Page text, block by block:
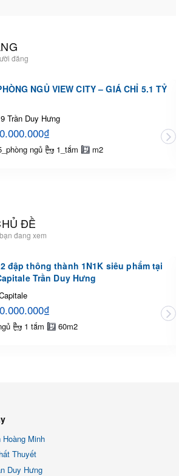
đăng
NGỦ VIEW CITY – GIÁ CHỈ 5.1 TỶ
Trần Duy Hưng
ngủ 1_tắm m2
ĐỀ
đang xem
đập thông thành 1N1K siêu phẩm tại
Trần Duy Hưng
1 tắm 60m2
Minh
Thuyết
Duy Hưng